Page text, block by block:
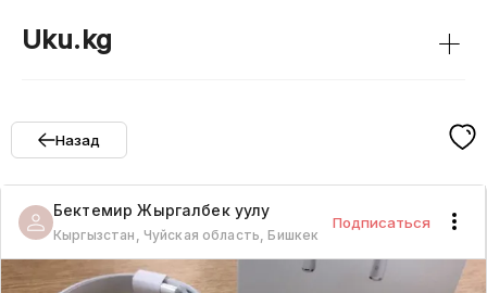
Uku.kg +
Назад
Бектемир Жыргалбек уулу
Кыргызстан, Чуйская область, Бишкек
Подписаться